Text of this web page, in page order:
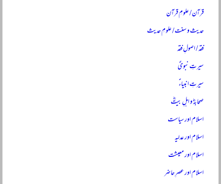
قرآن / علومِ قرآن
حدیث و سنت / علومِ حدیث
فقہ / اصولِ فقہ
سیرتِ نبویؐ
سیرتِ انبیاءؑ
صحابہؓ و اہلِ بیتؓ
اسلام اور سیاست
اسلام اور عدلیہ
اسلام اور معیشت
اسلام اور عصرِ حاضر